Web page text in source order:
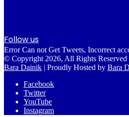
Follow us
Error Can not Get Tweets, Incorrect
© Copyright 2026, All Rights
Bara Dainik | Proudly Hosted by Bara
Facebook
Twitter
YouTube
Instagram